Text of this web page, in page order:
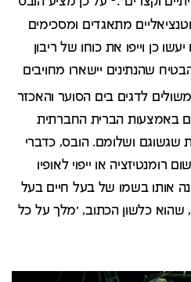
מתאגדים ומסכימים
כן וייפו את כוחו של ריבון
שהנתינים יישארו מחויבים
לדגים בים הסוער והאכזר
באמצעות הברית החברתית
שגשוגם ושלומם. הובס, כדברי
רומנטיזציה או ייפוי לאופיו
אותו בשמו של בעל חיים בעל
שהוא כלשון הכתוב, 'מלך על כל